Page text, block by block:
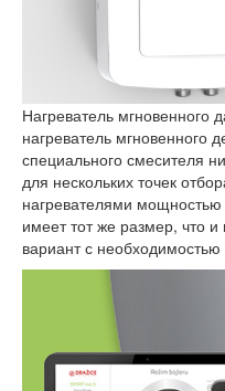
Нагреватель мгновенного
нагреватель мгновенного
специального смесителя
для нескольких точек
нагревателями мощностью
имеет тот же размер, что
вариант с